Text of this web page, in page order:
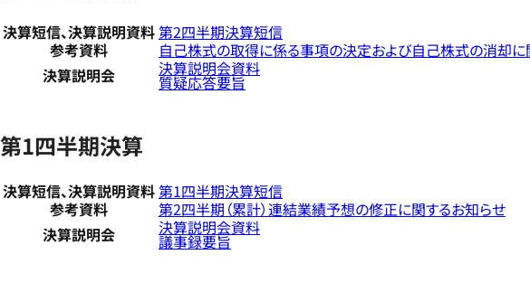
決算短信、決算説明資料第2四半期決算短信
参考資料
自己株式の取得に係る事項の決定および自己株式の消却に
決算説明会
決算説明会資料
質疑応答要旨
第1四半期決算
決算短信、決算説明資料第1四半期決算短信
参考資料
第2四半期（累計）連結業績予想の修正に関するお知らせ
決算説明会
決算説明会資料
議事録要旨